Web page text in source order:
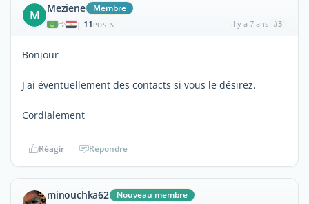
M Meziene Membre
| 11 POSTS il y a 7 ans #3
Bonjour
J'ai éventuellement des contacts si vous le désirez.
Cordialement
Réagir Répondre
minouchka62 Nouveau membre